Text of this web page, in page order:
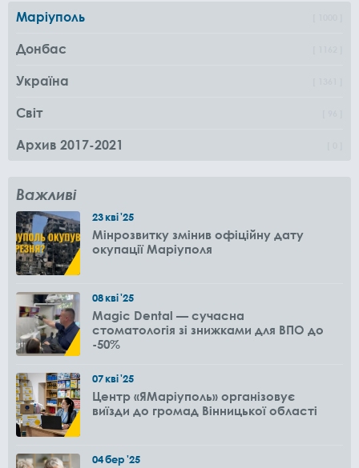
Маріуполь
Донбас
Україна
Світ
Архив 2017-2021
Важливі
23кві'25
Мінрозвитку змінив офіційну дату
окупації Маріуполя
08кві'25
Magic Dental — сучасна
стоматологія зі знижками для ВПО до
-50%
07кві'25
Центр «ЯМаріуполь» організовує
виїзди до громад Вінницької області
04бер'25